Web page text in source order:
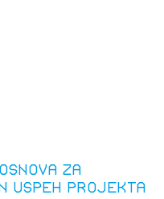
za
uspeh projekta